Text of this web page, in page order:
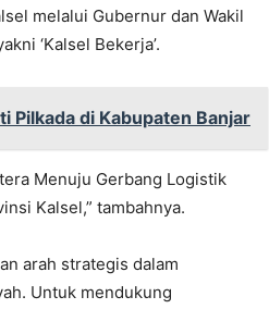
melalui Gubernur dan Wakil
‘Kalsel Bekerja’.
Pilkada di Kabupaten Banjar
Menuju Gerbang Logistik
Kalsel,” tambahnya.
arah strategis dalam
Untuk mendukung